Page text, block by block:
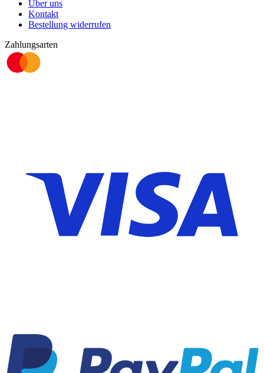
Über uns
Kontakt
Bestellung widerrufen
Zahlungsarten